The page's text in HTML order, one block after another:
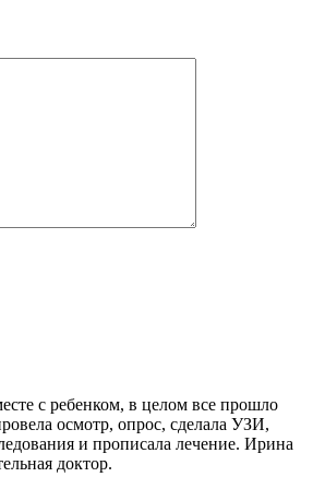
с ребенком, в целом все прошло
осмотр, опрос, сделала УЗИ,
и прописала лечение. Ирина
доктор.